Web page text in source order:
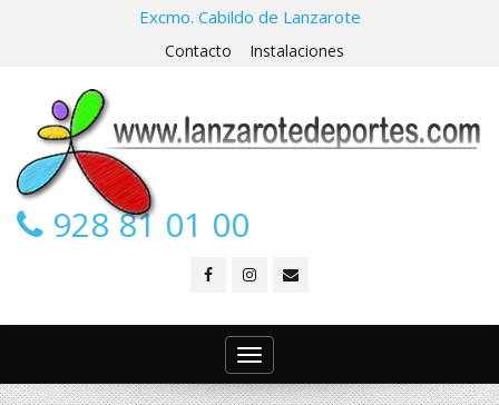
Excmo. Cabildo de Lanzarote
Contacto Instalaciones
928 81 01 00
Toggle
navigation